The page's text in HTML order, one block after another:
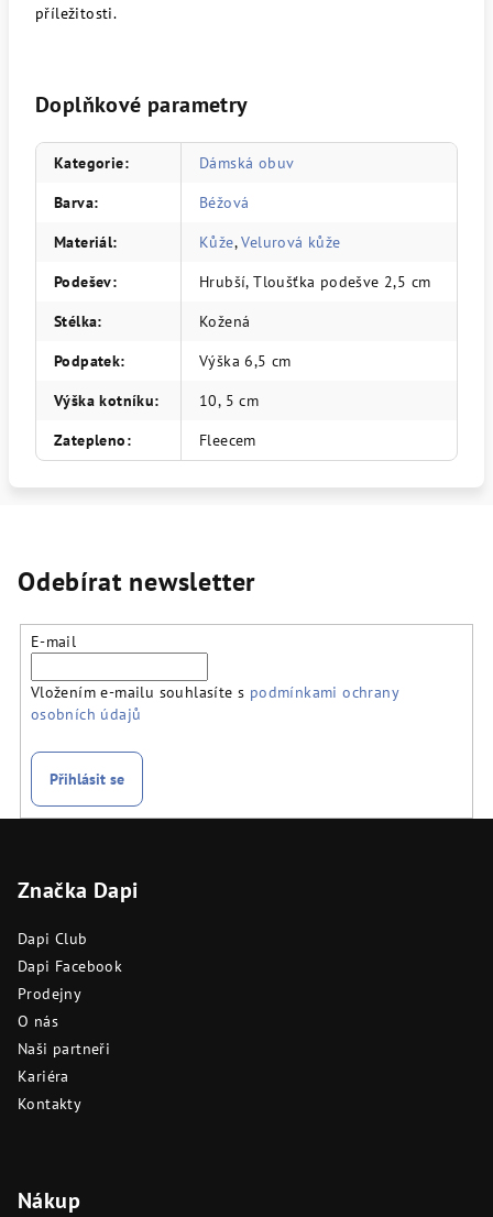
příležitosti.
Doplňkové parametry
Kategorie:
Dámská obuv
Barva:
Béžová
Materiál: Kůže,Velurová kůže
Podešev:
Hrubší, Tloušťka podešve 2,5 cm
Stélka:
Kožená
Podpatek:
Výška 6,5 cm
Výška kotníku:
10, 5 cm
Zatepleno: Fleecem
Odebírat newsletter
E-mail
Vložením e-mailu souhlasíte s podmínkami ochrany
osobních údajů
Přihlásit se
Značka Dapi
Dapi Club
Dapi Facebook
Prodejny
O nás
Naši partneři
Kariéra
Kontakty
Nákup